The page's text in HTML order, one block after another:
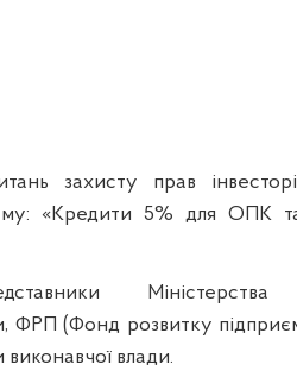
захисту прав
«Кредити 5% для ОПК
Міністерства
ФРП (Фонд розвитку
виконавчої влади.